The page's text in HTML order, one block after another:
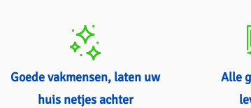
Goede vakmensen, laten uw
huis netjes achter
Alle